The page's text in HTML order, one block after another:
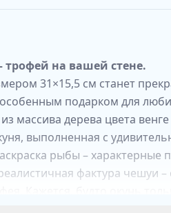
на вашей стене.
31×15,5 см станет
подарком для
массива дерева цвета
выполненная с
рыбы – характерные
фактура чешуи –